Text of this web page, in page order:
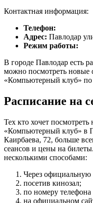
Контактная информация:
Телефон:
Адрес: Павлодар
Режим работы:
В городе Павлодар есть
можно посмотреть
«Компьютерный клуб» по
Расписание на
Тех кто хочет
«Компьютерный клуб» в
Каирбаева, 72, больше
сеансов и цены на
несколькими способами:
Через официальную
посетив кинозал;
по номеру телефона
на официальном